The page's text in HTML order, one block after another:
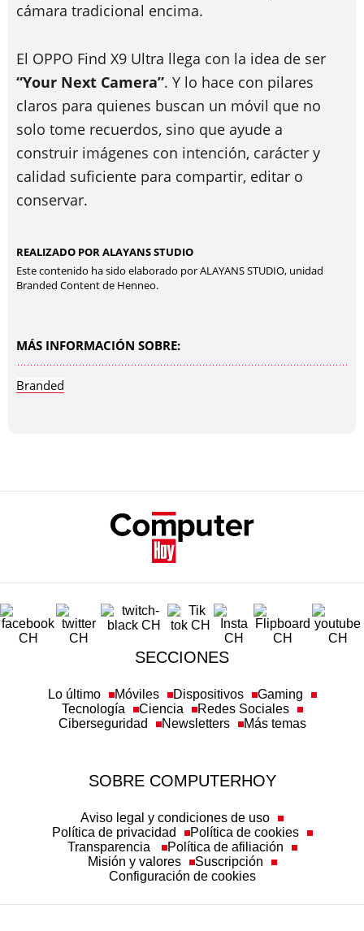
cámara tradicional encima.
El OPPO Find X9 Ultra llega con la idea de ser
“Your Next Camera”. Y lo hace con pilares
claros para quienes buscan un móvil que no
solo tome recuerdos, sino que ayude a
construir imágenes con intención, carácter y
calidad suficiente para compartir, editar o
conservar.
REALIZADO POR ALAYANS STUDIO
Este contenido ha sido elaborado por ALAYANS STUDIO, unidad
Branded Content de Henneo.
MÁS INFORMACIÓN SOBRE:
Branded
SECCIONES
Lo último Móviles Dispositivos
Gaming
Tecnología
Ciencia
Redes Sociales
Ciberseguridad
Newsletters Más temas
SOBRE COMPUTERHOY
Aviso legal y condiciones de uso
Política de privacidad
Política de cookies
Transparencia
Política de afiliación
Misión y valores
Suscripción
Configuración de cookies